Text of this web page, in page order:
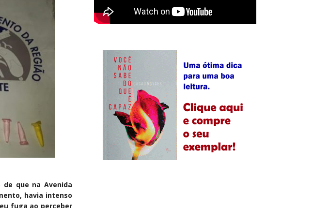
que na Avenida
havia intenso
fuga ao perceber